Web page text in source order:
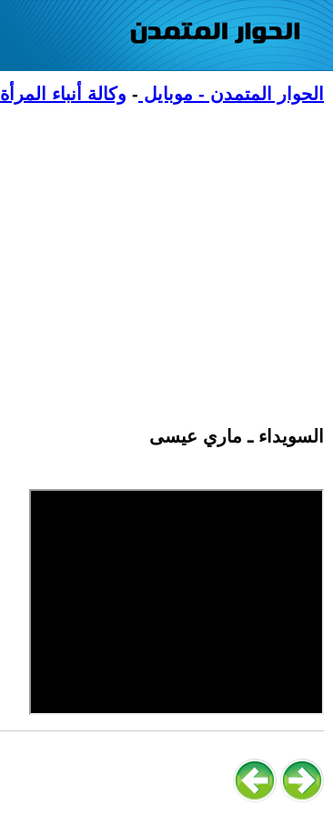
الحوار المتمدن - موبايل - وكالة أنباء المرأة
السويداء ـ ماري عيسى